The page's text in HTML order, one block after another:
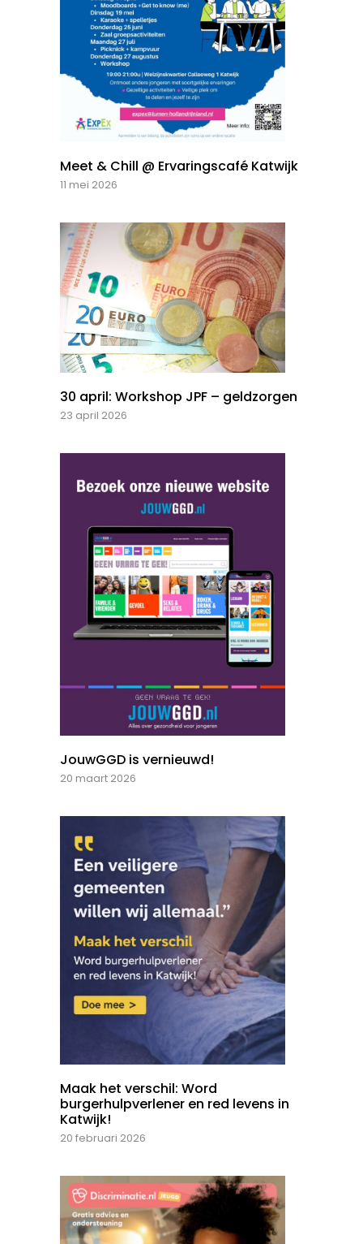
Meet & Chill @ Ervaringscafé Katwijk
11 mei 2026
30 april: Workshop JPF – geldzorgen
23 april 2026
JouwGGD is vernieuwd!
20 maart 2026
Maak het verschil: Word
burgerhulpverlener en red levens in
Katwijk!
20 februari 2026